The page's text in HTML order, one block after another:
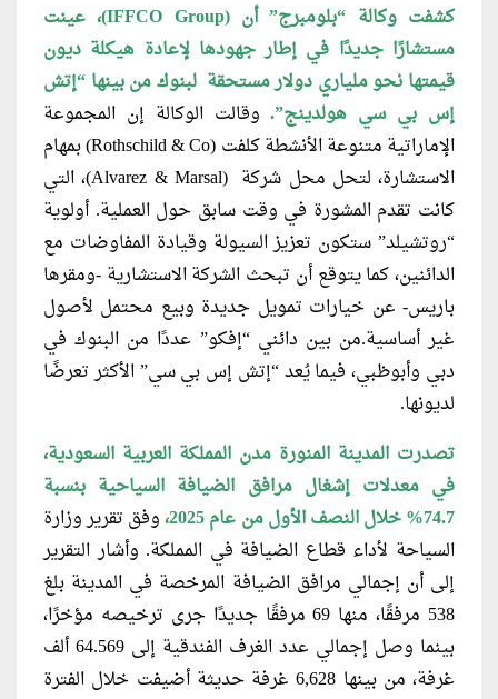
كشفت وكالة “بلومبرج” أن (IFFCO Group
)، عينت
مستشارًا جديدًا في إطار جهودها لإعادة هيكلة ديون
قيمتها نحو ملياري دولار مستحقة لبنوك من بينها “إتش
إس بي سي هولدينج”. وقالت الوكالة إن المجموعة
الإماراتية متنوعة الأنشطة كلفت (Rothschild & Co) بمهام
الاستشارة، لتحل محل شركة (Alvarez & Marsal)، التي
كانت تقدم المشورة في وقت سابق حول العملية. أولوية
“روتشيلد” ستكون تعزيز السيولة وقيادة المفاوضات مع
الدائنين، كما يتوقع أن تبحث الشركة الاستشارية -ومقرها
باريس- عن خيارات تمويل جديدة وبيع محتمل لأصول
غير أساسية.من بين دائني “إفكو” عددًا من البنوك في
دبي وأبوظبي، فيما يُعد “إتش إس بي سي” الأكثر تعرضًا
لديونها.
تصدرت المدينة المنورة مدن المملكة العربية السعودية،
في معدلات إشغال مرافق الضيافة السياحية بنسبة
74.7% خلال النصف الأول من عام 2025،
وفق تقرير وزارة
السياحة لأداء قطاع الضيافة في المملكة. وأشار التقرير
إلى أن إجمالي مرافق الضيافة المرخصة في المدينة بلغ
538 مرفقًا، منها 69 مرفقًا جديدًا جرى ترخيصه مؤخرًا،
بينما وصل إجمالي عدد الغرف الفندقية إلى 64.569 ألف
غرفة، من بينها 6,628 غرفة حديثة أضيفت خلال الفترة